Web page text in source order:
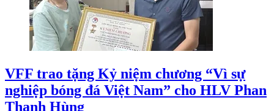
VFF trao tặng Kỷ niệm chương “Vì sự
nghiệp bóng đá Việt Nam” cho HLV Phan
Thanh Hùng